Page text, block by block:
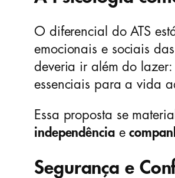
O diferencial do ATS
emocionais e sociais
deveria ir além do lazer:
essenciais para a vida
Essa proposta se
independênciae
Segurança e